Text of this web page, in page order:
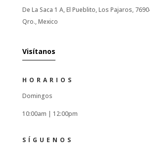
De La Saca 1 A, El Pueblito, Los Pajaros,
Qro., Mexico
Visítanos
HORARIOS
Domingos
10:00am | 12:00pm
SÍGUENOS